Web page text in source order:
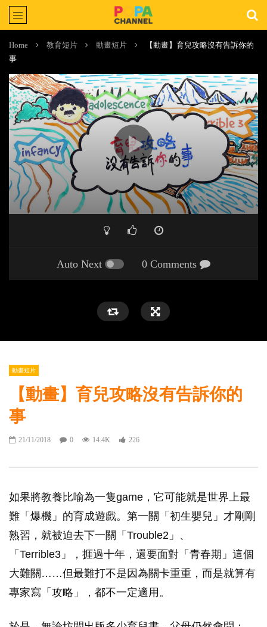
Home 教育短片 動畫短片
【動畫】育兒攻略沒有告訴你的
事
Auto Next 0 Comments
動畫短片
【動畫】育兒攻略沒有告訴你的
事
21/11/2018 0 14.4K 226
如果將教養比喻為一隻game，它可能就是世界上最
難「爆機」的育成遊戲。第一關「初生嬰兒」才剛剛
熟習，就被迫去下一關「Trouble2」、
「Terrible3」，捱過十年，還要面對「青春期」這個
大難關……但最難打不是因為關卡重重，而是就算有
專家寫「攻略」，都不一定適用。